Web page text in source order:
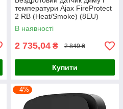
температури Ajax FireProtect
2 RB (Heat/Smoke) (8EU)
Black
В наявності
2 735,04 ₴ 2 849 ₴
Купити
–4%